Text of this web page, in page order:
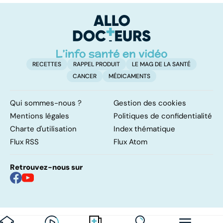
RECETTES RAPPEL PRODUIT
LE MAG DE LA SANTÉ
CANCER
MÉDICAMENTS
Qui sommes-nous ?
Gestion des cookies
Mentions légales
Politiques de confidentialité
Charte d'utilisation
Index thématique
Flux RSS
Flux Atom
Retrouvez-nous sur